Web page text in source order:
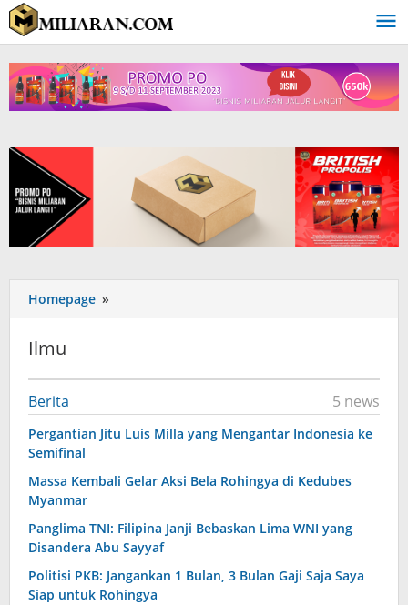
Homepage »
Ilmu
Berita 5 news
Pergantian Jitu Luis Milla yang Mengantar Indonesia ke
Semifinal
Massa Kembali Gelar Aksi Bela Rohingya di Kedubes
Myanmar
Panglima TNI: Filipina Janji Bebaskan Lima WNI yang
Disandera Abu Sayyaf
Politisi PKB: Jangankan 1 Bulan, 3 Bulan Gaji Saja Saya
Siap untuk Rohingya